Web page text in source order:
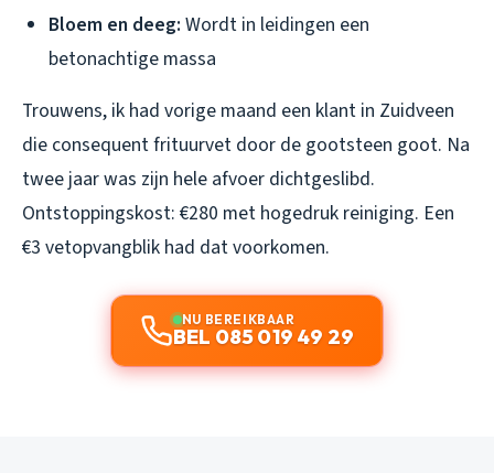
Bloem en deeg: Wordt in leidingen een
betonachtige massa
Trouwens, ik had vorige maand een klant in Zuidveen
die consequent frituurvet door de gootsteen goot. Na
twee jaar was zijn hele afvoer dichtgeslibd.
Ontstoppingskost: €280 met hogedruk reiniging. Een
€3 vetopvangblik had dat voorkomen.
NU BEREIKBAAR
BEL 085 019 49 29